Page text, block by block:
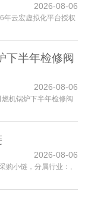
2026-08-06
年云宏虚拟化平台授权
下半年检修阀
2026-08-06
机锅炉下半年检修阀
2026-08-06
购小链，分属行业：,